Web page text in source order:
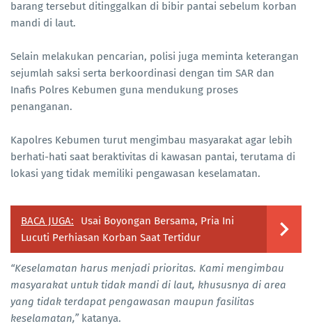
barang tersebut ditinggalkan di bibir pantai sebelum korban
mandi di laut.
Selain melakukan pencarian, polisi juga meminta keterangan
sejumlah saksi serta berkoordinasi dengan tim SAR dan
Inafis Polres Kebumen guna mendukung proses
penanganan.
Kapolres Kebumen turut mengimbau masyarakat agar lebih
berhati-hati saat beraktivitas di kawasan pantai, terutama di
lokasi yang tidak memiliki pengawasan keselamatan.
BACA JUGA:
Usai Boyongan Bersama, Pria Ini
Lucuti Perhiasan Korban Saat Tertidur
“Keselamatan harus menjadi prioritas. Kami mengimbau
masyarakat untuk tidak mandi di laut, khususnya di area
yang tidak terdapat pengawasan maupun fasilitas
keselamatan,”katanya.